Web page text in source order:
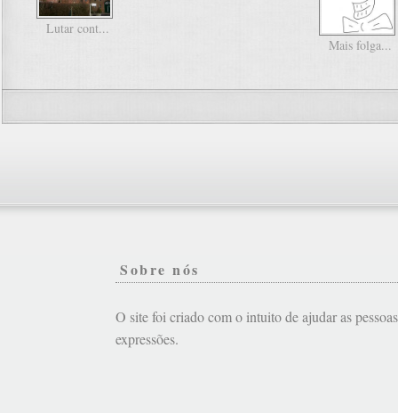
Lutar cont...
Mais folga...
Sobre nós
O site foi criado com o intuito de ajudar as
expressões.